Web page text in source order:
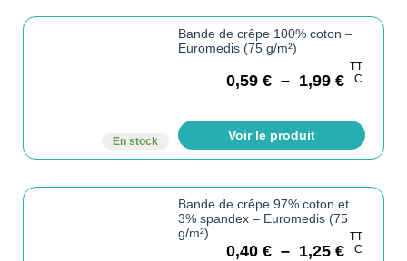
En stock
Bande de crêpe 100% coton –
Euromedis (75 g/m²)
0,59 € – 1,99 €
TT
C
Voir le produit
Bande de crêpe 97% coton et
3% spandex – Euromedis (75
g/m²)
0,40 € – 1,25 €
TT
C